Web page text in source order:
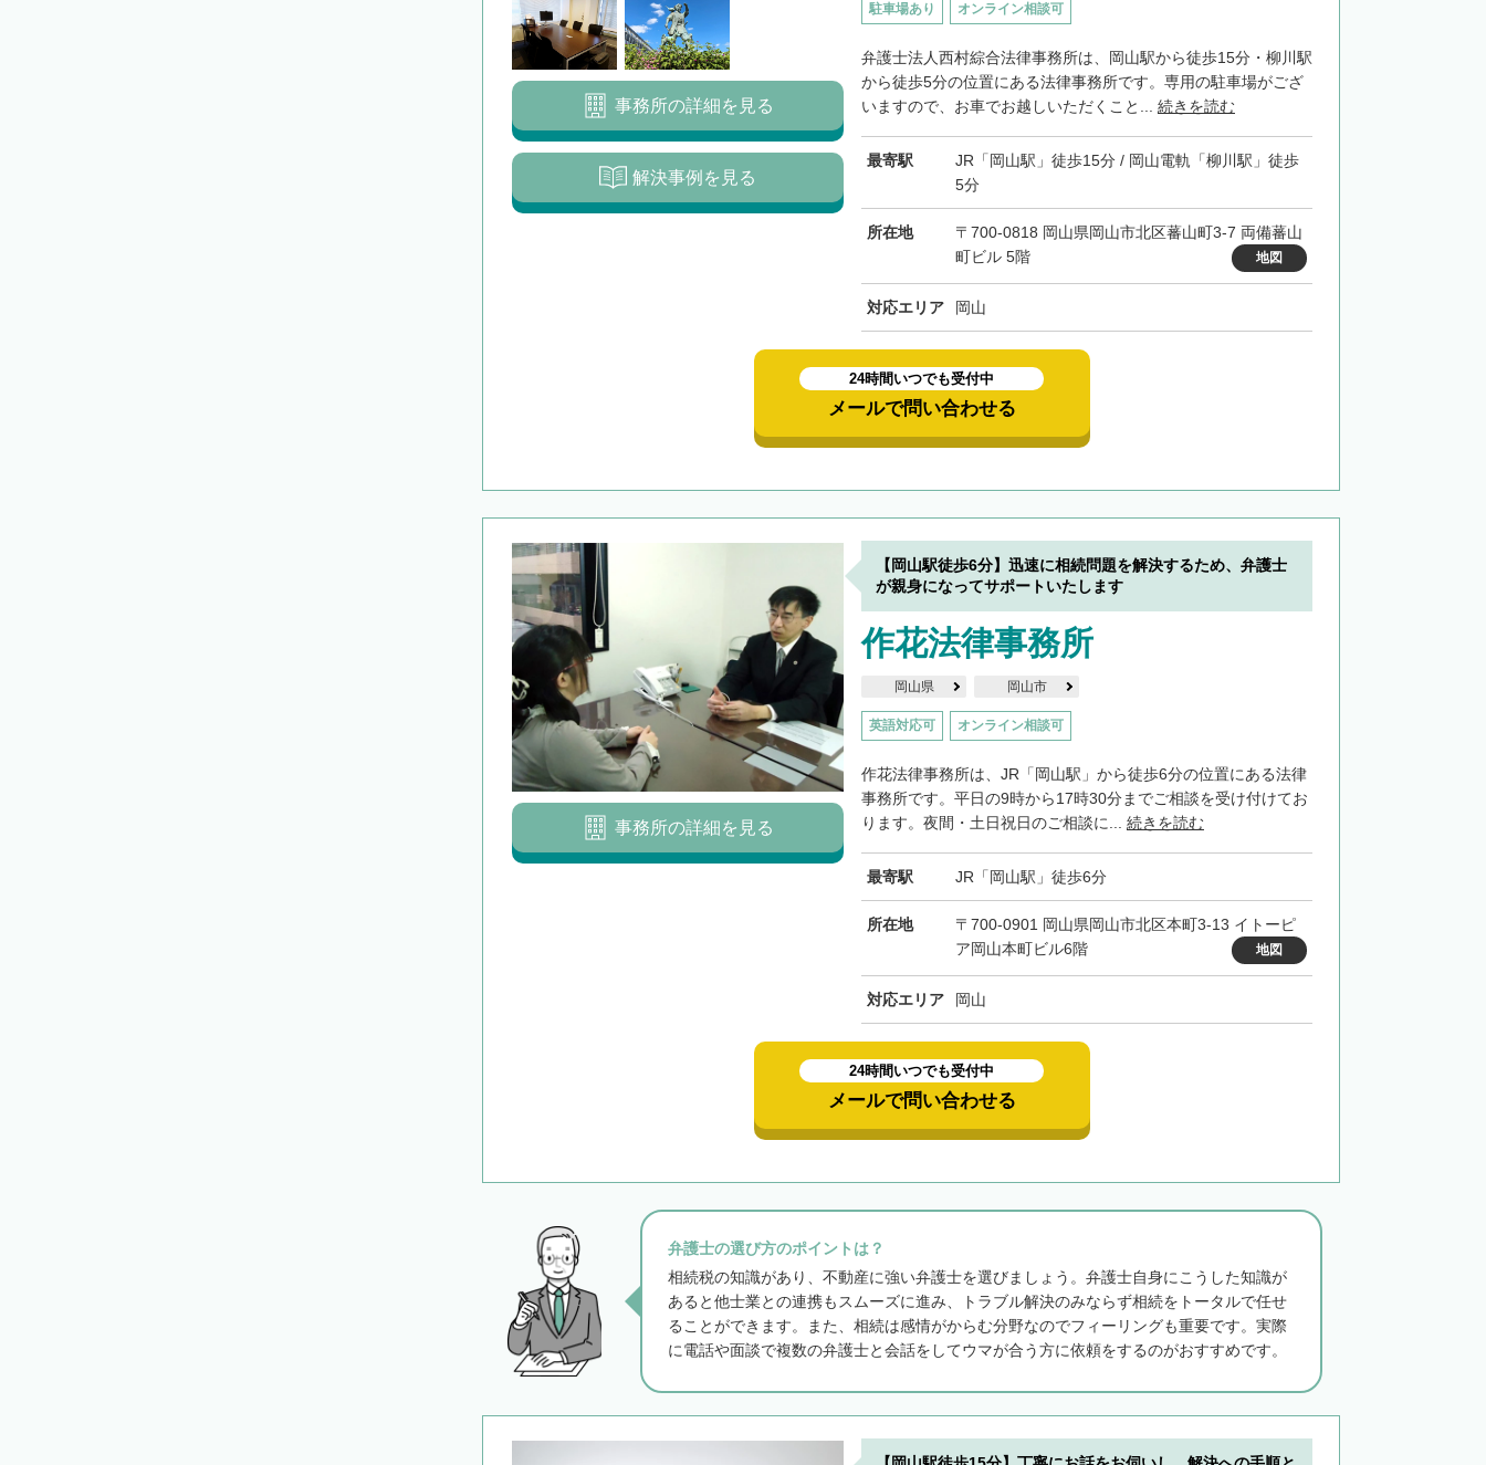
駐車場あり オンライン相談可
弁護士法人西村綜合法律事務所は、岡山駅から徒歩15分・柳川駅
から徒歩5分の位置にある法律事務所です。専用の駐車場がござ
いますので、お車でお越しいただくこと... 続きを読む
最寄駅
JR「岡山駅」徒歩15分 / 岡山電軌「柳川駅」徒歩
5分
所在地
〒700-0818 岡山県岡山市北区蕃山町3-7 両備蕃山
町ビル 5階
地図
対応エリア 岡山
事務所の詳細を見る
解決事例を見る
24時間いつでも受付中
メールで問い合わせる
【岡山駅徒歩6分】迅速に相続問題を解決するため、弁護士
が親身になってサポートいたします
作花法律事務所
岡山県 岡山市
英語対応可 オンライン相談可
作花法律事務所は、JR「岡山駅」から徒歩6分の位置にある法律
事務所です。平日の9時から17時30分までご相談を受け付けてお
ります。夜間・土日祝日のご相談に... 続きを読む
最寄駅 JR「岡山駅」徒歩6分
所在地
〒700-0901 岡山県岡山市北区本町3-13 イトーピ
ア岡山本町ビル6階
地図
対応エリア 岡山
事務所の詳細を見る
24時間いつでも受付中
メールで問い合わせる
弁護士の選び方のポイントは？
相続税の知識があり、不動産に強い弁護士を選びましょう。弁護士自身にこうした知識が
あると他士業との連携もスムーズに進み、トラブル解決のみならず相続をトータルで任せ
ることができます。また、相続は感情がからむ分野なのでフィーリングも重要です。実際
に電話や面談で複数の弁護士と会話をしてウマが合う方に依頼をするのがおすすめです。